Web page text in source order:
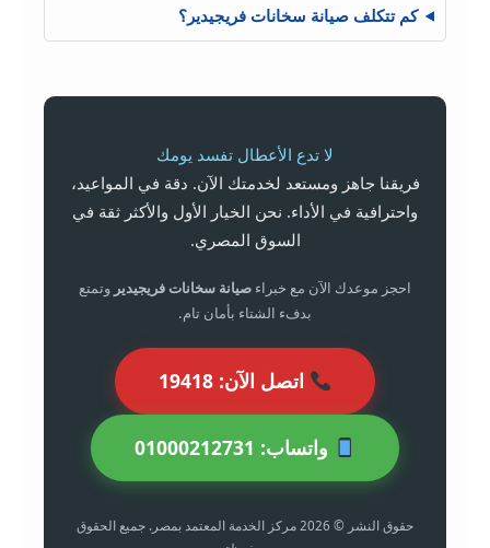
كم تتكلف صيانة سخانات فريجيدير؟
لا تدع الأعطال تفسد يومك
فريقنا جاهز ومستعد لخدمتك الآن. دقة في المواعيد،
واحترافية في الأداء. نحن الخيار الأول والأكثر ثقة في
السوق المصري.
احجز موعدك الآن مع خبراء صيانة سخانات فريجيدير وتمتع
بدفء الشتاء بأمان تام.
اتصل الآن: 19418
واتساب: 01000212731
حقوق النشر © 2026 مركز الخدمة المعتمد بمصر. جميع الحقوق